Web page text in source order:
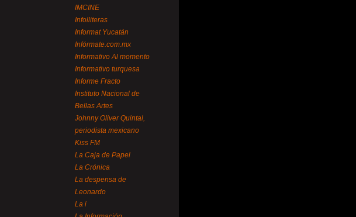
IMCINE
Infolliteras
Informat Yucatán
Infórmate.com.mx
Informativo Al momento
Informativo turquesa
Informe Fracto
Instituto Nacional de
Bellas Artes
Johnny Oliver Quintal,
periodista mexicano
Kiss FM
La Caja de Papel
La Crónica
La despensa de
Leonardo
La i